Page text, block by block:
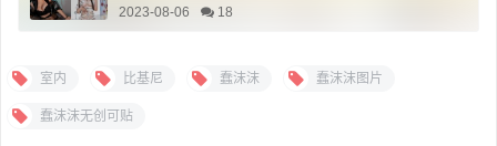
2023-08-06 18
室内 比基尼 蠢沫沫 蠢沫沫图片
蠢沫沫无创可贴